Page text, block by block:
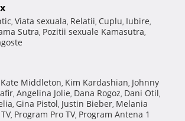
, Viata sexuala, Relatii, Cuplu, Iubire,
Sutra, Pozitii sexuale Kamasutra,
Kate Middleton, Kim Kardashian, Johnny
, Angelina Jolie, Dana Rogoz, Dani Otil,
, Gina Pistol, Justin Bieber, Melania
, Program Pro TV, Program Antena 1